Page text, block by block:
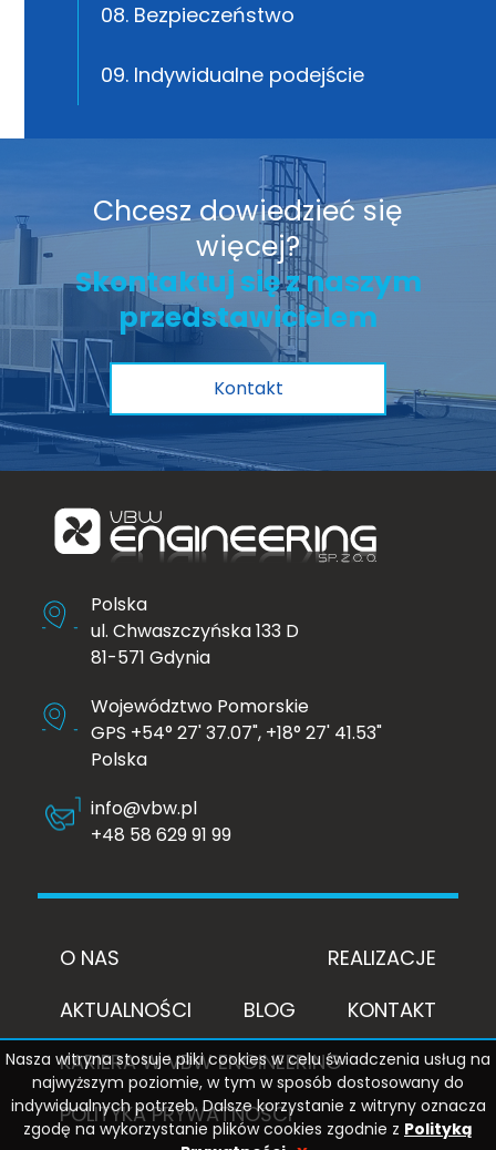
Nasza witryna stosuje pliki cookies w celu świadczenia usług na
najwyższym poziomie, w tym w sposób dostosowany do
indywidualnych potrzeb. Dalsze korzystanie z witryny oznacza
zgodę na wykorzystanie plików cookies zgodnie z Polityką
08. Bezpieczeństwo
09. Indywidualne podejście
Chcesz dowiedzieć się
więcej?
Skontaktuj się z naszym
przedstawicielem
Kontakt
Polska
ul. Chwaszczyńska 133 D
81-571 Gdynia
Województwo Pomorskie
GPS +54° 27' 37.07", +18° 27' 41.53"
Polska
info@vbw.pl
+48 58 629 91 99
O NAS
REALIZACJE
AKTUALNOŚCI
BLOG
KONTAKT
KARIERA W VBW ENGINEERING
POLITYKA PRYWATNOŚCI